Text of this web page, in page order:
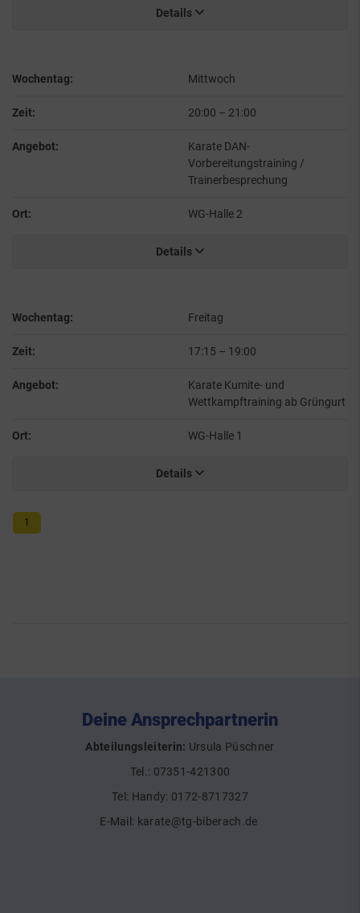
Details
Wochentag: Mittwoch
Zeit: 20:00 – 21:00
Angebot:
Karate DAN-
Vorbereitungstraining /
Trainerbesprechung
Ort: WG-Halle 2
Details
Wochentag: Freitag
Zeit: 17:15 – 19:00
Angebot:
Karate Kumite- und
Wettkampftraining ab Grüngurt
Ort: WG-Halle 1
Details
1
Deine Ansprechpartnerin
Abteilungsleiterin: Ursula Püschner
Tel.: 07351-421300
Tel: Handy: 0172-8717327
E-Mail: karate@tg-biberach.de